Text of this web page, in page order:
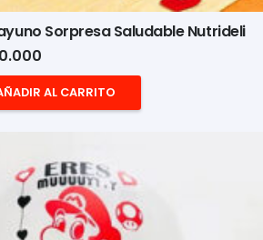
Sorpresa Saludable Nutrideli
AL CARRITO